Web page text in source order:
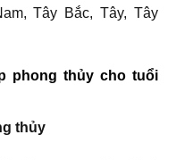
Tây Bắc, Tây, Tây
phong thủy cho tuổi
thủy